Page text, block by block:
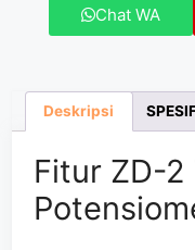
Chat WA
Deskripsi
Fitur ZD-